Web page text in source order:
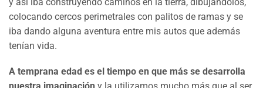
colocando cercos perimetrales con palitos de ramas y se
iba dando alguna aventura entre mis autos que además
tenían vida.
A temprana edad es el tiempo en que más se desarrolla
nuestra imaginación y la utilizamos mucho más que al ser